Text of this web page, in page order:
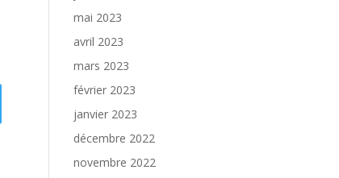
mai 2023
avril 2023
mars 2023
février 2023
janvier 2023
décembre 2022
novembre 2022